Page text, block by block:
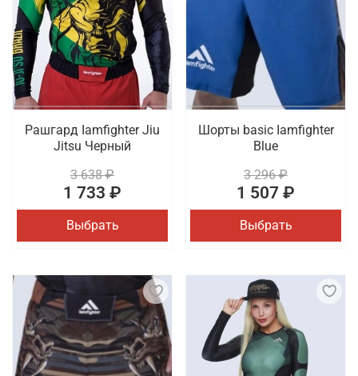
Рашгард Iamfighter Jiu
Jitsu Черный
3 638 ₽
1 733 ₽
Выбрать
Шорты basic Iamfighter
Blue
3 296 ₽
1 507 ₽
Выбрать